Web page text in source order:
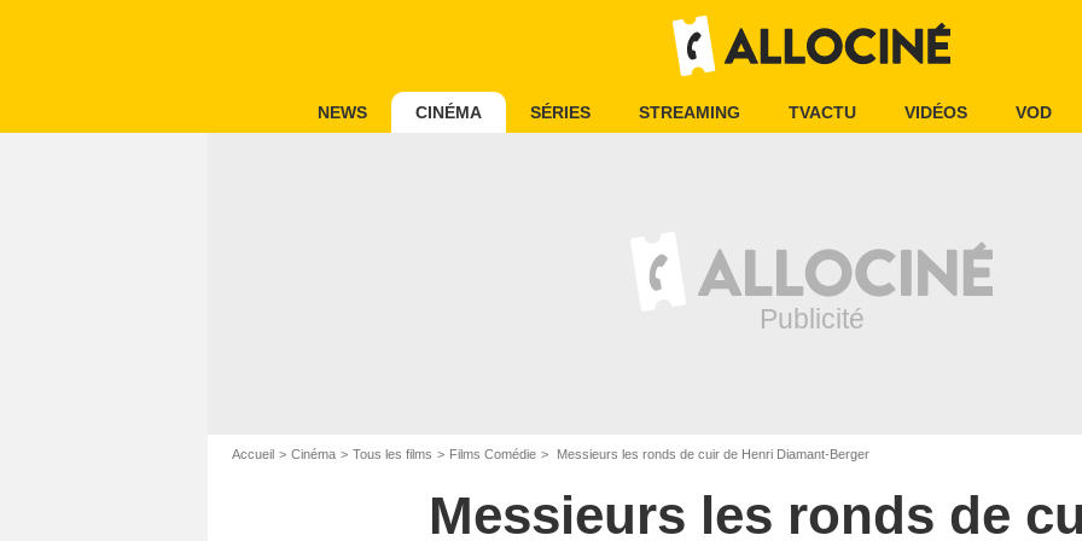
NEWS CINÉMA SÉRIES STREAMING TVACTU VIDÉOS VOD
Accueil Cinéma Tous les films Films Comédie Messieurs les ronds de cuir de Henri Diamant-Berger
Messieurs les ronds de